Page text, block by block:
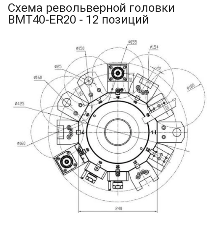
Схема револьверной головки
BMT40-ER20 - 12 позиций